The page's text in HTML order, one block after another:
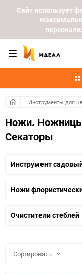
Cайт использует
Инструменты для
Ножи.
Секаторы
Инструмент
Ножи
Очистители стеблей
Сортировать